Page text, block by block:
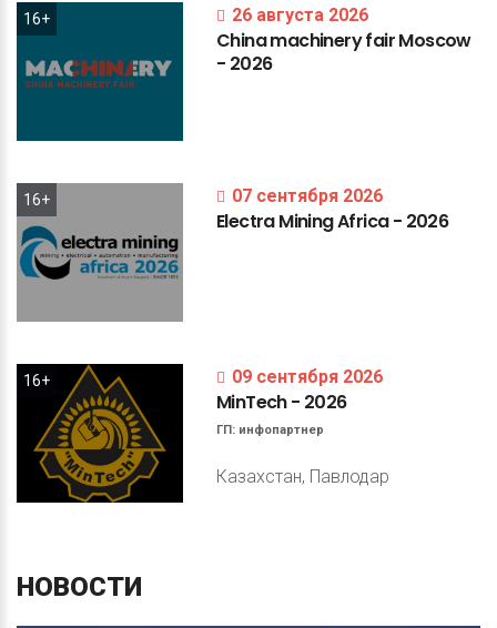
16+ 26 августа 2026
ChinamachineryfairMoscow
- 2026
16+ 07 сентября 2026
ElectraMiningAfrica- 2026
16+ 09 сентября 2026
MinTech- 2026
ГП: инфопартнер
Казахстан, Павлодар
НОВОСТИ